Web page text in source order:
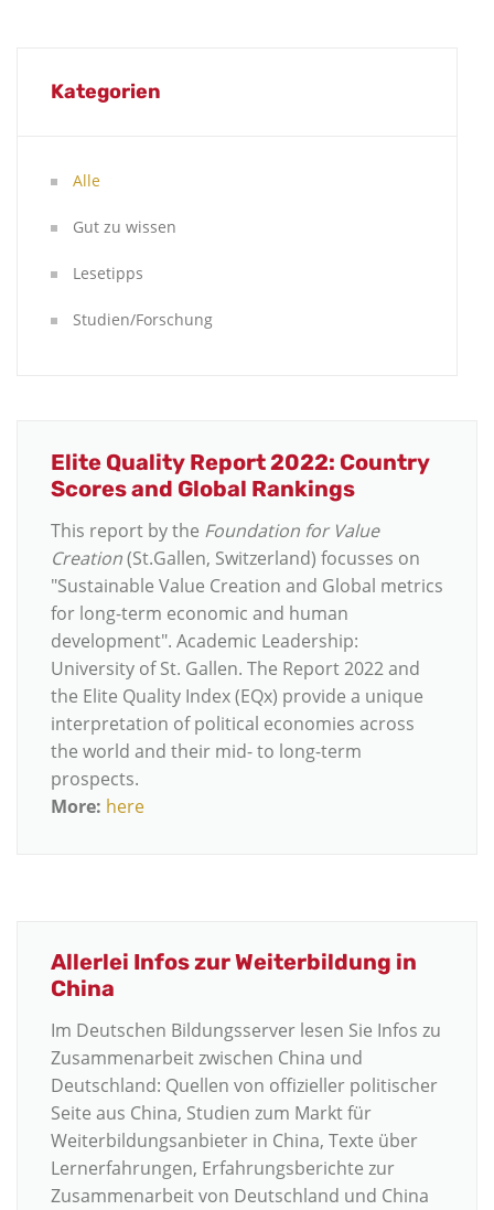
Kategorien
Alle
Gut zu wissen
Lesetipps
Studien/Forschung
Elite Quality Report 2022: Country
Scores and Global Rankings
This report by the Foundation for Value
Creation(St.Gallen, Switzerland) focusses on
"Sustainable Value Creation and Global metrics
for long-term economic and human
development". Academic Leadership:
University of St. Gallen. The Report 2022 and
the Elite Quality Index (EQx) provide a unique
interpretation of political economies across
the world and their mid- to long-term
prospects.
More: here
Allerlei Infos zur Weiterbildung in
China
Im Deutschen Bildungsserver lesen Sie Infos zu
Zusammenarbeit zwischen China und
Deutschland: Quellen von offizieller politischer
Seite aus China, Studien zum Markt für
Weiterbildungsanbieter in China, Texte über
Lernerfahrungen, Erfahrungsberichte zur
Zusammenarbeit von Deutschland und China